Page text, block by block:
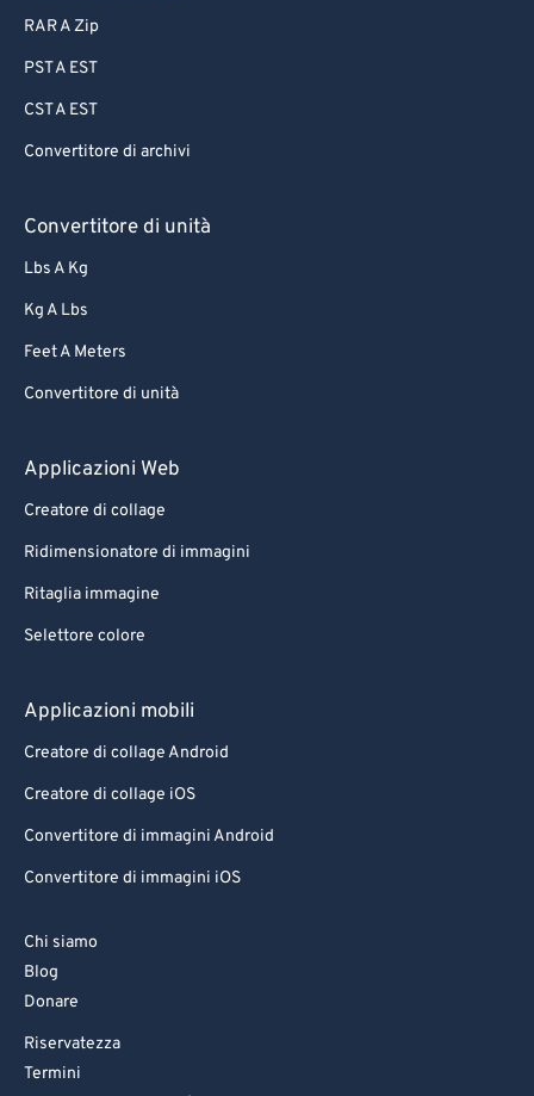
RAR A Zip
PST A EST
CST A EST
Convertitore di archivi
Convertitore di unità
Lbs A Kg
Kg A Lbs
Feet A Meters
Convertitore di unità
Applicazioni Web
Creatore di collage
Ridimensionatore di immagini
Ritaglia immagine
Selettore colore
Applicazioni mobili
Creatore di collage Android
Creatore di collage iOS
Convertitore di immagini Android
Convertitore di immagini iOS
Chi siamo
Blog
Donare
Riservatezza
Termini